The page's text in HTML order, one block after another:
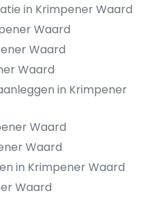
in Krimpener Waard
Waard
Waard
Waard
in Krimpener
Waard
Waard
in Krimpener Waard
Waard